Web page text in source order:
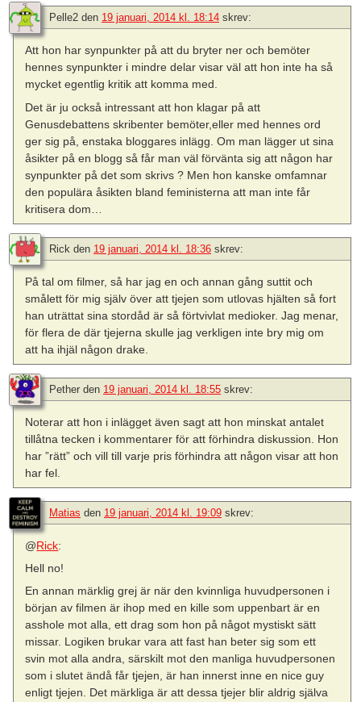
Pelle2 den 19 januari, 2014 kl. 18:14 skrev:
Att hon har synpunkter på att du bryter ner och bemöter
hennes synpunkter i mindre delar visar väl att hon inte ha så
mycket egentlig kritik att komma med.
Det är ju också intressant att hon klagar på att
Genusdebattens skribenter bemöter,eller med hennes ord
ger sig på, enstaka bloggares inlägg. Om man lägger ut sina
åsikter på en blogg så får man väl förvänta sig att någon har
synpunkter på det som skrivs ? Men hon kanske omfamnar
den populära åsikten bland feministerna att man inte får
kritisera dom…
Rick den 19 januari, 2014 kl. 18:36 skrev:
På tal om filmer, så har jag en och annan gång suttit och
smålett för mig själv över att tjejen som utlovas hjälten så fort
han uträttat sina stordåd är så förtvivlat medioker. Jag menar,
för flera de där tjejerna skulle jag verkligen inte bry mig om
att ha ihjäl någon drake.
Pether den 19 januari, 2014 kl. 18:55 skrev:
Noterar att hon i inlägget även sagt att hon minskat antalet
tillåtna tecken i kommentarer för att förhindra diskussion. Hon
har ”rätt” och vill till varje pris förhindra att någon visar att hon
har fel.
Matias den 19 januari, 2014 kl. 19:09 skrev:
@Rick:
Hell no!
En annan märklig grej är när den kvinnliga huvudpersonen i
början av filmen är ihop med en kille som uppenbart är en
asshole mot alla, ett drag som hon på något mystiskt sätt
missar. Logiken brukar vara att fast han beter sig som ett
svin mot alla andra, särskilt mot den manliga huvudpersonen
som i slutet ändå får tjejen, är han innerst inne en nice guy
enligt tjejen. Det märkliga är att dessa tjejer blir aldrig själva